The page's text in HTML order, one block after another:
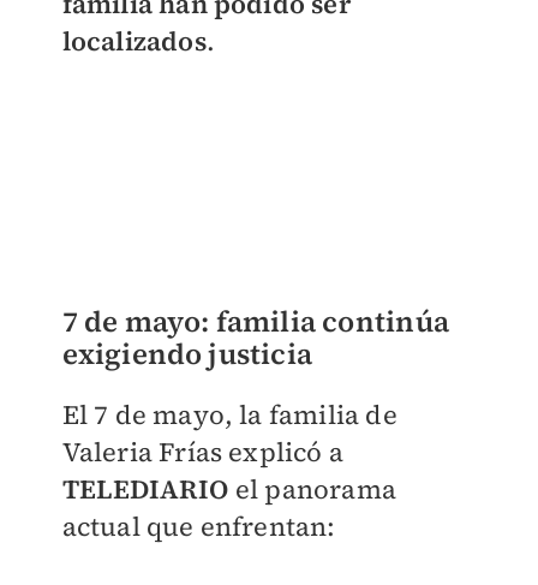
localizados.
7 de mayo: familia continúa
exigiendo justicia
El 7 de mayo, la familia de
Valeria Frías explicó a
TELEDIARIO el panorama
actual que enfrentan: